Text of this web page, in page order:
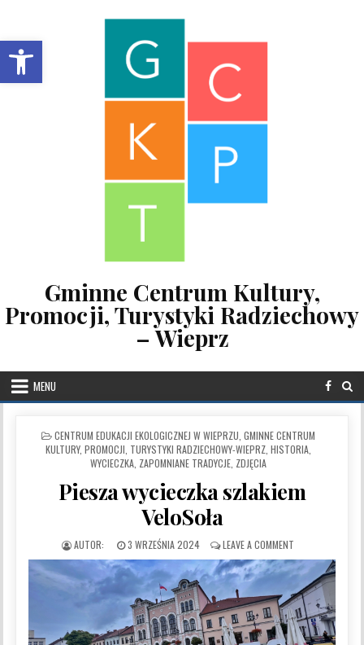
Open toolbar
Gminne Centrum Kultury,
Promocji, Turystyki Radziechowy
– Wieprz
MENU
POSTED IN
CENTRUM EDUKACJI EKOLOGICZNEJ W WIEPRZU GMINNE CENTRUM
KULTURY, PROMOCJI, TURYSTYKI RADZIECHOWY-WIEPRZ, HISTORIA,
WYCIECZKA, ZAPOMNIANE TRADYCJE, ZDJĘCIA
Piesza wycieczka szlakiem
VeloSoła
PUBLISHED DATE:
3 WRZEŚNIA 2024 LEAVE A COMMENT